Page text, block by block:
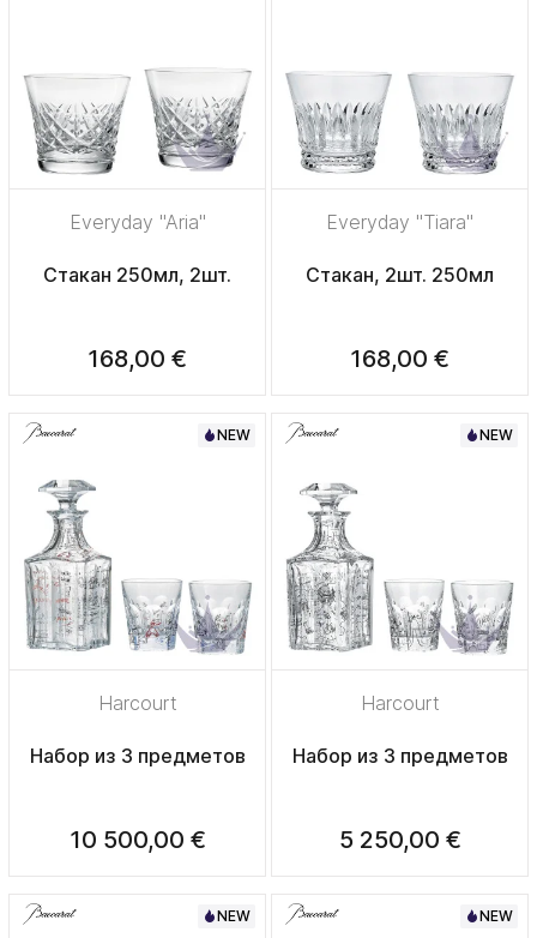
Everyday "Aria"
Стакан 250мл, 2шт.
168,00 €
Everyday "Tiara"
Стакан, 2шт. 250мл
168,00 €
NEW
Harcourt
Набор из 3 предметов
10 500,00 €
NEW
Harcourt
Набор из 3 предметов
5 250,00 €
NEW NEW